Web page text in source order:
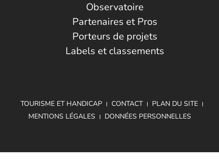
Observatoire
Partenaires et Pros
Porteurs de projets
Labels et classements
TOURISME ET HANDICAP CONTACT
PLAN DU SITE
MENTIONS LÉGALES
DONNÉES PERSONNELLES